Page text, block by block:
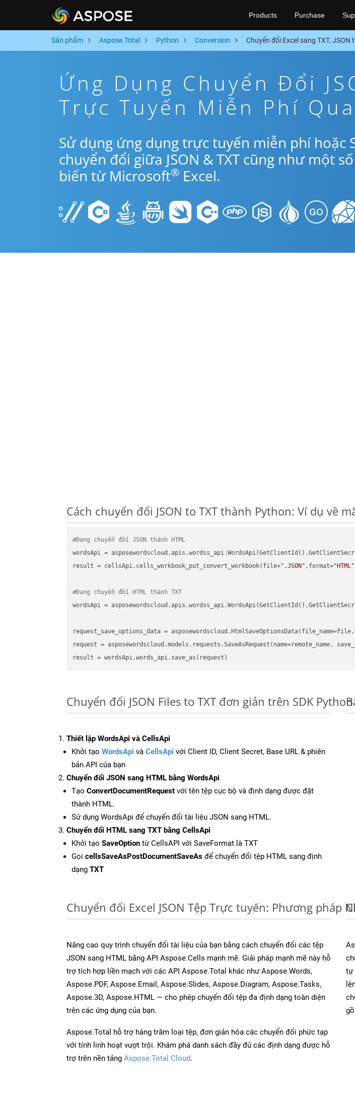
Products Purchase
Sản phẩm Aspose.Total Python Conversion Chuyển đổi Excel sang TXT,
Ứng Dụng Chuyển Đổi
Trực Tuyến Miễn Phí
Sử dụng ứng dụng trực tuyến miễn phí hoặc
chuyển đổi giữa JSON & TXT cũng như một
biến từ Microsoft® Excel.
Cách chuyển đổi JSON to TXT thành Python: Ví dụ về
#Đang chuyển đổi JSON thành HTML
wordsApi =
result = cellsApi.cells_workbook_put_convert_workbook(file+".JSON" ,format="HTML"
#Đang chuyển đổi HTML thành TXT
wordsApi =
request_save_options_data =
request
result
Chuyển đổi JSON Files to TXT đơn giản trên SDK Python
Thiết lập WordsApi và CellsApi
Khởi tạo WordsApi và CellsApi với Client ID, Client Secret, Base URL & phiên
bản API của bạn
Chuyển đổi JSON sang HTML bằng WordsApi
Tạo ConvertDocumentRequest với tên tệp cục bộ và định dạng được đặt
thành HTML.
Sử dụng WordsApi để chuyển đổi tài liệu JSON sang HTML.
Chuyển đổi HTML sang TXT bằng CellsApi
Khởi tạo SaveOption từ CellsAPI với SaveFormat là TXT
Gọi cellsSaveAsPostDocumentSaveAs để chuyển đổi tệp HTML sang định
dạng TXT
Chuyển đổi Excel JSON Tệp Trực tuyến: Phương pháp
Nâng cao quy trình chuyển đổi tài liệu của bạn bằng cách chuyển đổi các tệp
JSON sang HTML bằng API Aspose.Cells mạnh mẽ. Giải pháp mạnh mẽ này hỗ
trợ tích hợp liền mạch với các API Aspose.Total khác như Aspose.Words,
Aspose.PDF, Aspose.Email, Aspose.Slides, Aspose.Diagram, Aspose.Tasks,
Aspose.3D, Aspose.HTML — cho phép chuyển đổi tệp đa định dạng toàn diện
trên các ứng dụng của bạn.
Aspose.Total hỗ trợ hàng trăm loại tệp, đơn giản hóa các chuyển đổi phức tạp
với tính linh hoạt vượt trội. Khám phá danh sách đầy đủ các định dạng được hỗ
trợ trên nền tảng Aspose.Total Cloud.
tự